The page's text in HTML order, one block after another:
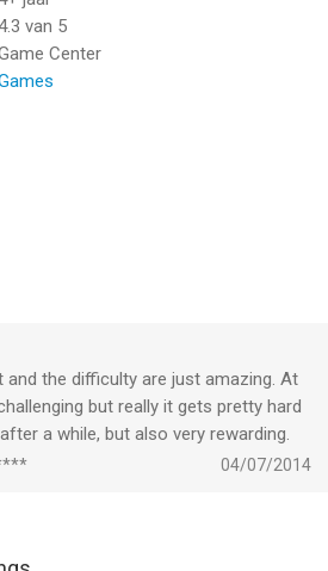
van 5
Center
and the difficulty are just amazing. At
but really it gets pretty hard
a while, but also very rewarding.
04/07/2014